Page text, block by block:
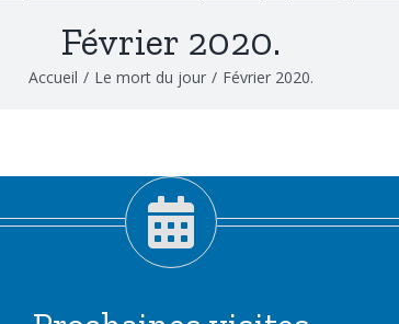
Février 2020.
Accueil / Le mort du jour / Février 2020.